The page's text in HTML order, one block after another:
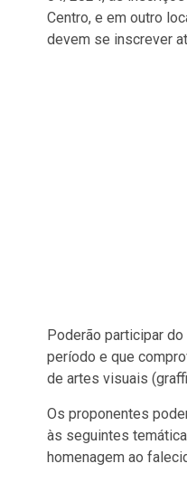
Centro, e em outro
devem se inscrever
Poderão participar
período e que
de artes visuais
Os proponentes
às seguintes
homenagem ao